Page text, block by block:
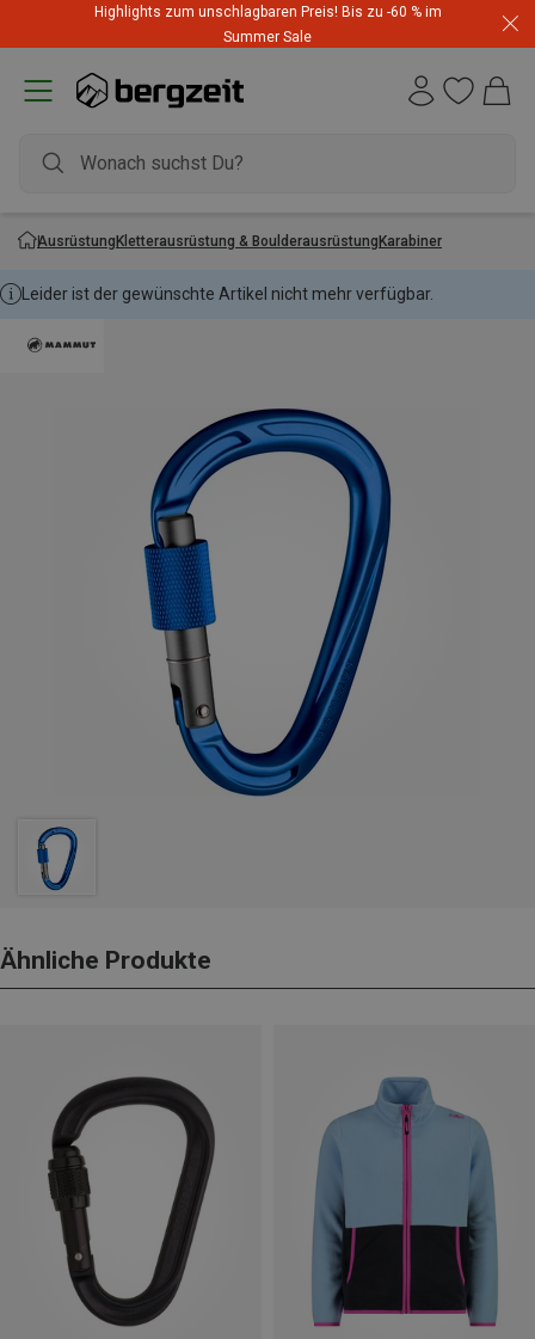
Highlights zum unschlagbaren Preis! Bis zu -60 % im
Summer Sale
AusrüstungKletterausrüstung & BoulderausrüstungKarabiner
Leider ist der gewünschte Artikel nicht mehr verfügbar.
Ähnliche Produkte